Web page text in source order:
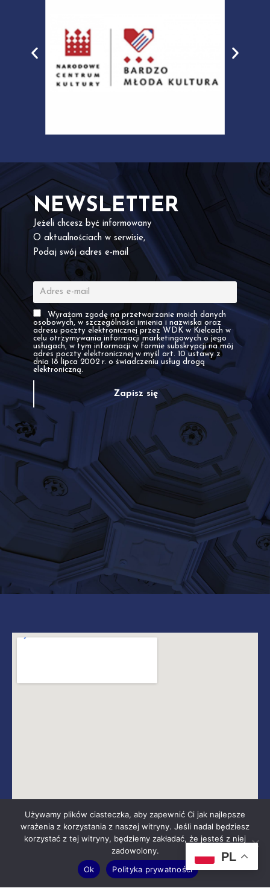
NEWSLETTER
Jeżeli chcesz być informowany
O aktualnościach w serwisie,
Podaj swój adres e-mail
Wyrażam zgodę na przetwarzanie moich danych
osobowych, w szczególności imienia i nazwiska oraz
adresu poczty elektronicznej przez WDK w Kielcach w
celu otrzymywania informacji marketingowych o jego
usługach, w tym informacji w formie subskrypcji na mój
adres poczty elektronicznej w myśl art. 10 ustawy z
dnia 18 lipca 2002 r. o świadczeniu usług drogą
elektroniczną.
KONTAKT
Wojewódzki dom Kultury im. Józefa Piłsudskiego ul. Księdza
Piotra Ściegiennego 2 25-033 Kielce
NIP: 657-19-09-066
PL
Używamy plików ciasteczka, aby zapewnić Ci jak najlepsze
wrażenia z korzystania z naszej witryny. Jeśli nadal będziesz
korzystać z tej witryny, będziemy zakładać, że jesteś z niej
zadowolony.
Ok
Polityka prywatności